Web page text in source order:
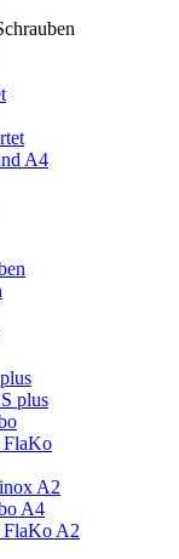
A4
plus
A2
A4
A2